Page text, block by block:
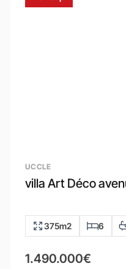
UCCLE
villa Art Déco
375m2 6
1.490.000€